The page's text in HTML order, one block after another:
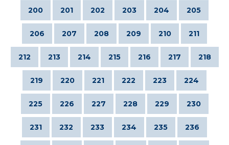
200 201 202 203 204 205
206 207 208 209 210 211
212 213 214 215 216 217 218
219 220 221 222 223 224
225 226 227 228 229 230
231 232 233 234 235 236